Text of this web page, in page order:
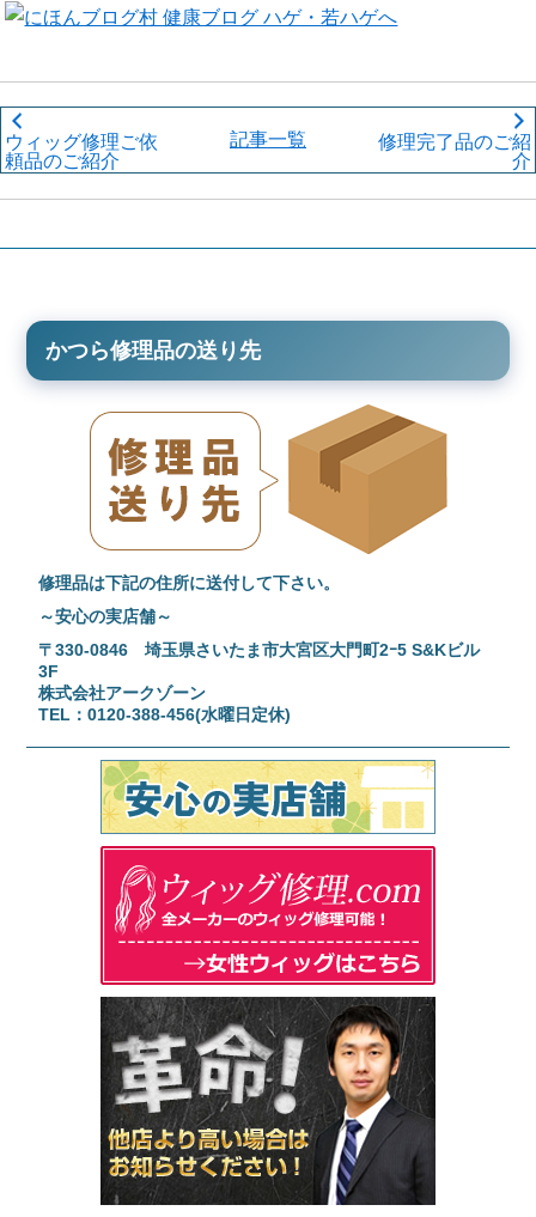
ウィッグ修理ご依
頼品のご紹介
記事一覧
修理完了品のご紹
介
かつら修理品の送り先
修理品は下記の住所に送付して下さい。
～安心の実店舗～
〒330-0846 埼玉県さいたま市大宮区大門町2ｰ5 S&Kビル
3F
株式会社アークゾーン
TEL：0120-388-456(水曜日定休)